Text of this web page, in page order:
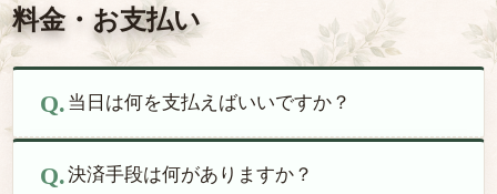
料金・お支払い
当日は何を支払えばいいですか？
決済手段は何がありますか？